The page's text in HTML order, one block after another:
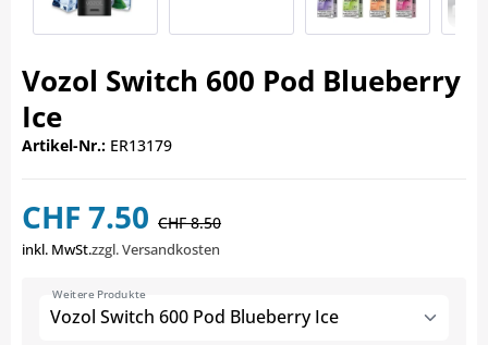
Vozol Switch 600 Pod Blueberry
Ice
Artikel-Nr.: ER13179
CHF 7.50 CHF 8.50
inkl. MwSt.zzgl. Versandkosten
Vozol Switch 600 Pod Blueberry Ice
Weitere Produkte